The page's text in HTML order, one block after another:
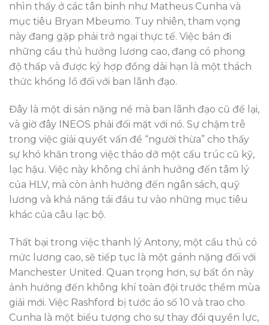
nhìn thấy ở các tân binh như Matheus Cunha và
mục tiêu Bryan Mbeumo. Tuy nhiên, tham vọng
này đang gặp phải trở ngại thực tế. Việc bán đi
những cầu thủ hưởng lương cao, đang có phong
độ thấp và được ký hợp đồng dài hạn là một thách
thức khổng lồ đối với ban lãnh đạo.
Đây là một di sản nặng nề mà ban lãnh đạo cũ để lại,
và giờ đây INEOS phải đối mặt với nó. Sự chậm trễ
trong việc giải quyết vấn đề “người thừa” cho thấy
sự khó khăn trong việc tháo dỡ một cấu trúc cũ kỹ,
lạc hậu. Việc này không chỉ ảnh hưởng đến tâm lý
của HLV, mà còn ảnh hưởng đến ngân sách, quỹ
lương và khả năng tái đầu tư vào những mục tiêu
khác của câu lạc bộ.
Thất bại trong việc thanh lý Antony, một cầu thủ có
mức lương cao, sẽ tiếp tục là một gánh nặng đối với
Manchester United. Quan trọng hơn, sự bất ổn này
ảnh hưởng đến không khí toàn đội trước thềm mùa
giải mới. Việc Rashford bị tước áo số 10 và trao cho
Cunha là một biểu tượng cho sự thay đổi quyền lực,